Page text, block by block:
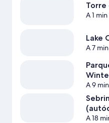
Torre
A 1
Lake
A 7
A 9
A 18